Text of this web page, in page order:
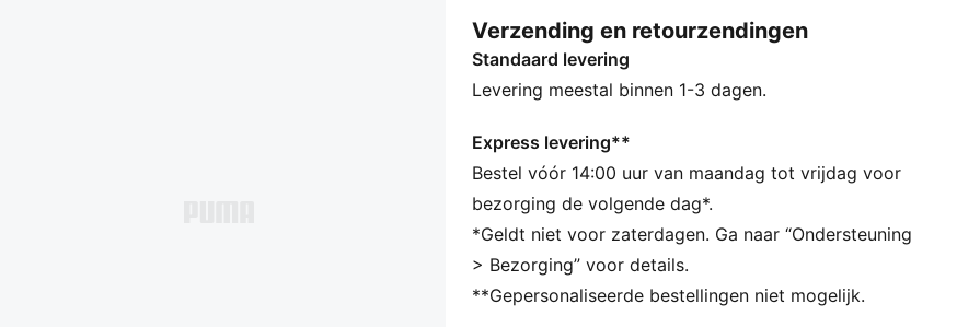
basis van textiel en suèdeleren overlays,geeft elke
look een vleugje leuke retrostijl!
ALLE INS EN OUTS
PUMA ondersteunen verantwoorde productie via de
Leather Working Group.
www.leatherworkinggroup.com
DETAILS
Bovenwerk op nylonbasis
Suède overlays op zijvlak, neus en wreef
Nylon wreef
Verzending en retourzendingen
Standaard levering
Levering meestal binnen 1-3 dagen.
Express levering**
Bestel vóór 14:00 uur van maandag tot vrijdag voor
bezorging de volgende dag*.
*Geldt niet voor zaterdagen. Ga naar “Ondersteuning
> Bezorging” voor details.
**Gepersonaliseerde bestellingen niet mogelijk.